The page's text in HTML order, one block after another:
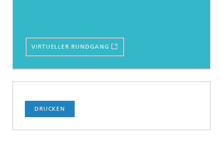
VIRTUELLER RUNDGANG
DRUCKEN